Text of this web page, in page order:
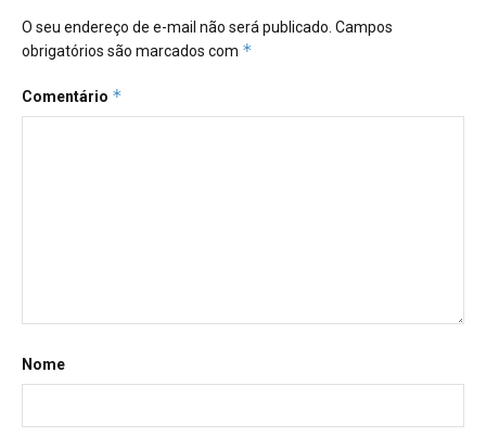
O seu endereço de e-mail não será publicado. Campos
obrigatórios são marcados com *
Comentário *
Nome